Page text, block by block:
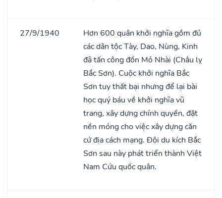
27/9/1940
Hơn 600 quân khởi nghĩa gồm đủ
các dân tộc Tày, Dao, Nùng, Kinh
đã tấn công đồn Mỏ Nhài (Châu lỵ
Bắc Sơn). Cuộc khởi nghĩa Bắc
Sơn tuy thất bại nhưng để lại bài
học quý báu về khởi nghĩa vũ
trang, xây dựng chính quyền, đặt
nền móng cho việc xây dựng căn
cứ địa cách mạng. Đội du kích Bắc
Sơn sau này phát triển thành Việt
Nam Cứu quốc quân.